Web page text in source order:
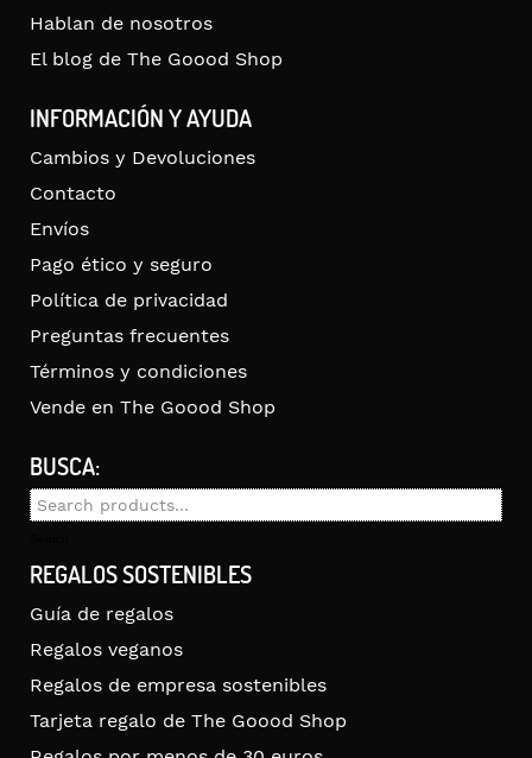
Hablan de nosotros
El blog de The Goood Shop
INFORMACIÓN Y AYUDA
Cambios y Devoluciones
Contacto
Envíos
Pago ético y seguro
Política de privacidad
Preguntas frecuentes
Términos y condiciones
Vende en The Goood Shop
BUSCA:
Search
REGALOS SOSTENIBLES
Guía de regalos
Regalos veganos
Regalos de empresa sostenibles
Tarjeta regalo de The Goood Shop